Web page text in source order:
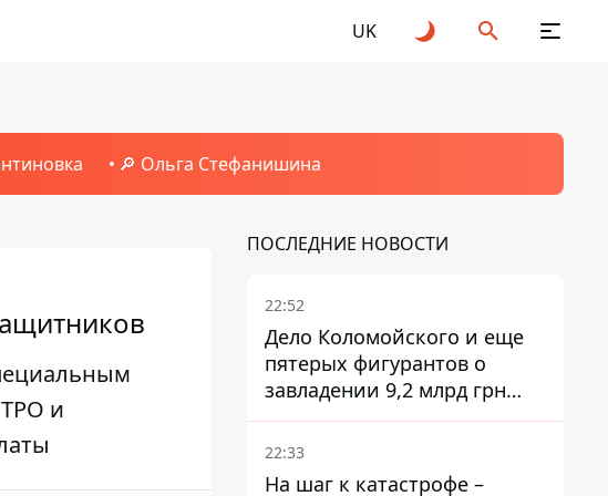
UK
🔎 Ольга Стефанишина
и
ПОСЛЕДНИЕ НОВОСТИ
22:52
Дело Коломойского и еще
пятерых фигурантов о
завладении 9,2 млрд грн
ПриватБанка направили в
суд
22:33
На шаг к катастрофе –